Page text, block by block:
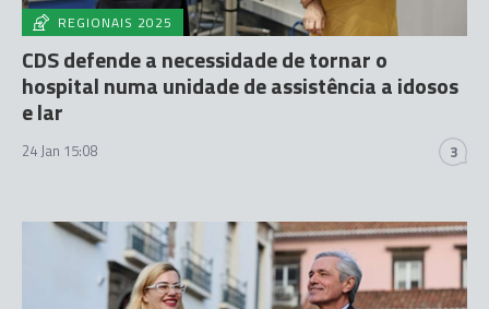
REGIONAIS 2025
CDS defende a necessidade de tornar o
hospital numa unidade de assistência a idosos
e lar
24 Jan 15:08 3